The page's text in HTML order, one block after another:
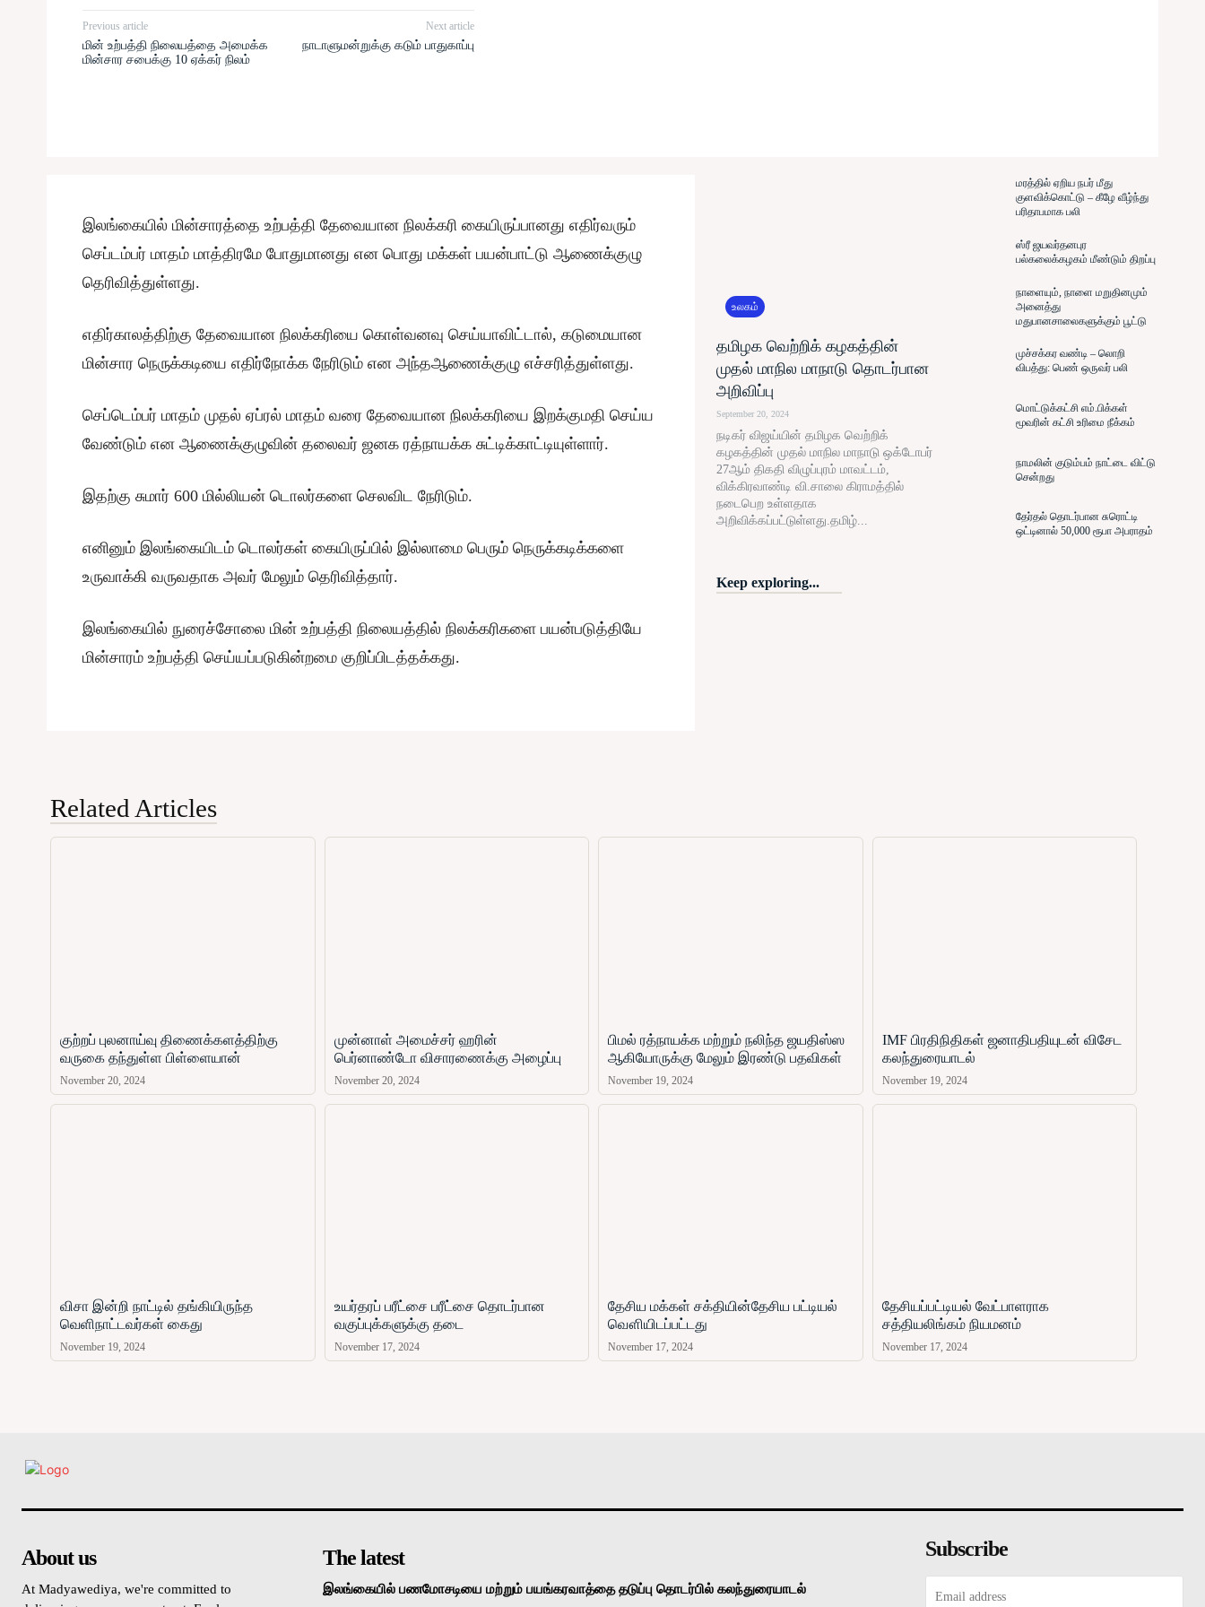
Previous article
மின் உற்பத்தி நிலையத்தை அமைக்க
மின்சார சபைக்கு 10 ஏக்கர் நிலம்
Next article
நாடாளுமன்றுக்கு கடும் பாதுகாப்பு
இலங்கையில் மின்சாரத்தை உற்பத்தி தேவையான நிலக்கரி கையிருப்பானது எதிர்வரும்
செப்டம்பர் மாதம் மாத்திரமே போதுமானது என பொது மக்கள் பயன்பாட்டு ஆணைக்குழு
தெரிவித்துள்ளது.
எதிர்காலத்திற்கு தேவையான நிலக்கரியை கொள்வனவு செய்யாவிட்டால், கடுமையான
மின்சார நெருக்கடியை எதிர்நோக்க நேரிடும் என அந்தஆணைக்குழு எச்சரித்துள்ளது.
செப்டெம்பர் மாதம் முதல் ஏப்ரல் மாதம் வரை தேவையான நிலக்கரியை இறக்குமதி செய்ய
வேண்டும் என ஆணைக்குழுவின் தலைவர் ஜனக ரத்நாயக்க சுட்டிக்காட்டியுள்ளார்.
இதற்கு சுமார் 600 மில்லியன் டொலர்களை செலவிட நேரிடும்.
எனினும் இலங்கையிடம் டொலர்கள் கையிருப்பில் இல்லாமை பெரும் நெருக்கடிக்களை
உருவாக்கி வருவதாக அவர் மேலும் தெரிவித்தார்.
இலங்கையில் நுரைச்சோலை மின் உற்பத்தி நிலையத்தில் நிலக்கரிகளை பயன்படுத்தியே
மின்சாரம் உற்பத்தி செய்யப்படுகின்றமை குறிப்பிடத்தக்கது.
உலகம்
தமிழக வெற்றிக் கழகத்தின்
முதல் மாநில மாநாடு தொடர்பான
அறிவிப்பு
September 20, 2024
நடிகர் விஜய்யின் தமிழக வெற்றிக்
கழகத்தின் முதல் மாநில மாநாடு ஒக்டோபர்
27ஆம் திகதி விழுப்புரம் மாவட்டம்,
விக்கிரவாண்டி வி.சாலை கிராமத்தில்
நடைபெற உள்ளதாக
அறிவிக்கப்பட்டுள்ளது.தமிழ்...
மரத்தில் ஏறிய நபர் மீது
குளவிக்கொட்டு – கீழே வீழ்ந்து
பரிதாபமாக பலி
ஸ்ரீ ஜயவர்தனபுர
பல்கலைக்கழகம் மீண்டும் திறப்பு
நாளையும், நாளை மறுதினமும்
அனைத்து
மதுபானசாலைகளுக்கும் பூட்டு
முச்சக்கர வண்டி – லொறி
விபத்து: பெண் ஒருவர் பலி
மொட்டுக்கட்சி எம்.பிக்கள்
மூவரின் கட்சி உரிமை நீக்கம்
நாமலின் குடும்பம் நாட்டை விட்டு
சென்றது
தேர்தல் தொடர்பான சுரொட்டி
ஒட்டினால் 50,000 ரூபா அபராதம்
Keep exploring...
Related Articles
குற்றப் புலனாய்வு திணைக்களத்திற்கு
வருகை தந்துள்ள பிள்ளையான்
November 20, 2024
முன்னாள் அமைச்சர் ஹரின்
பெர்னாண்டோ​ விசாரணைக்கு அழைப்பு
November 20, 2024
பிமல் ரத்நாயக்க மற்றும் நலிந்த ஜயதிஸ்ஸ
ஆகியோருக்கு மேலும் இரண்டு பதவிகள்
November 19, 2024
IMF பிரதிநிதிகள் ஜனாதிபதியுடன் விசேட
கலந்துரையாடல்
November 19, 2024
விசா இன்றி நாட்டில் தங்கியிருந்த
வெளிநாட்டவர்கள் கைது
November 19, 2024
உயர்தரப் பரீட்சை பரீட்சை தொடர்பான
வகுப்புக்களுக்கு தடை
November 17, 2024
தேசிய மக்கள் சக்தியின்தேசிய பட்டியல்
வௌியிடப்பட்டது
November 17, 2024
தேசியப்பட்டியல் வேட்பாளராக
சத்தியலிங்கம் நியமனம்
November 17, 2024
About us
At Madyawediya, we're committed to
The latest
இலங்கையில் பணமோசடியை மற்றும் பயங்கரவாத்தை தடுப்பு தொடர்பில் கலந்துரையாடல்
Subscribe